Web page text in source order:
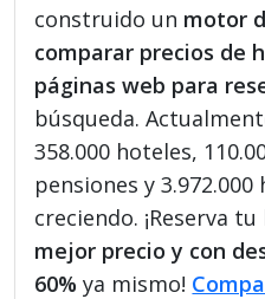
construido un motor
comparar precios de
páginas web para
búsqueda.
358.000 hoteles,
pensiones y
creciendo. ¡Reserva
mejor precio y con
60% ya mismo!